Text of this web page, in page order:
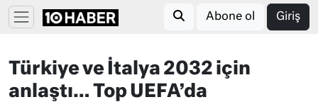
Abone ol Giriş
Türkiye ve İtalya 2032 için
anlaştı… Top UEFA’da